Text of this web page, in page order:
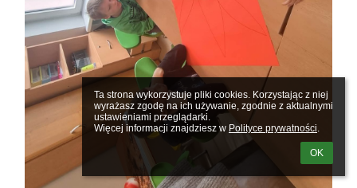
Ta strona wykorzystuje pliki cookies. Korzystając z niej
wyrażasz zgodę na ich używanie, zgodnie z aktualnymi
ustawieniami przeglądarki.
Więcej informacji znajdziesz w Polityce prywatności.
OK